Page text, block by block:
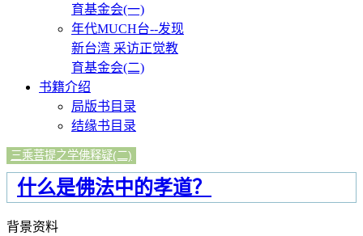
育基金会(一)
年代MUCH台--发现
新台湾 采访正觉教
育基金会(二)
书籍介绍
局版书目录
结缘书目录
三乘菩提之学佛释疑(二)
什么是佛法中的孝道？
背景资料